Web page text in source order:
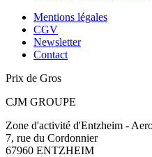
Mentions légales
CGV
Newsletter
Contact
Prix de Gros
CJM GROUPE
Zone d'activité d'Entzheim -
7, rue du Cordonnier
67960 ENTZHEIM